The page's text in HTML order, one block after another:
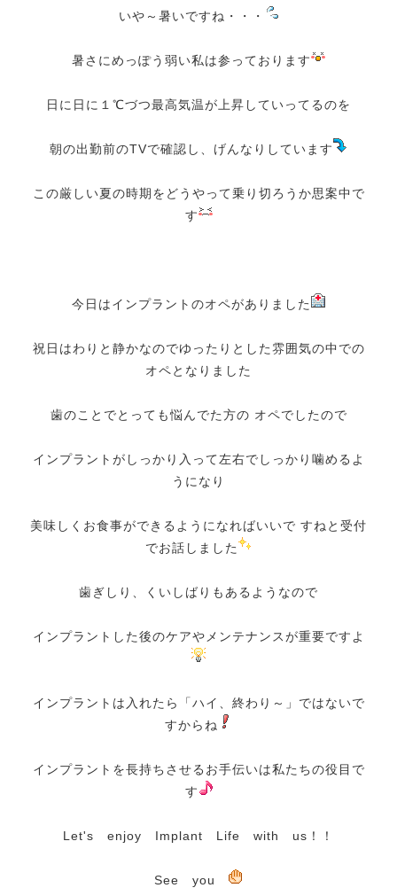
いや～暑いですね・・・
暑さにめっぽう弱い私は参っております
日に日に１℃づつ最高気温が上昇していってるのを
朝の出勤前のTVで確認し、げんなりしています
この厳しい夏の時期をどうやって乗り切ろうか思案中で
す
今日はインプラントのオペがありました
祝日はわりと静かなのでゆったりとした雰囲気の中での
オペとなりました
歯のことでとっても悩んでた方の オペでしたので
インプラントがしっかり入って左右でしっかり噛めるよ
うになり
美味しくお食事ができるようになればいいで すねと受付
でお話しました
歯ぎしり、くいしばりもあるようなので
インプラントした後のケアやメンテナンスが重要ですよ
インプラントは入れたら「ハイ、終わり～」ではないで
すからね
インプラントを長持ちさせるお手伝いは私たちの役目で
す
Let's enjoy Implant Life with us！！
See you